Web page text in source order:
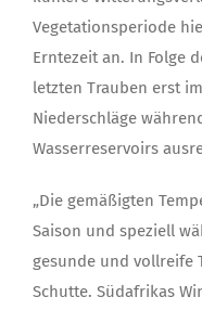
Vegetationsperiode
Erntezeit an. In Folge
letzten Trauben erst
Niederschläge
Wasserreservoirs
„Die gemäßigten
Saison und speziell
gesunde und vollreife
Schutte. Südafrikas